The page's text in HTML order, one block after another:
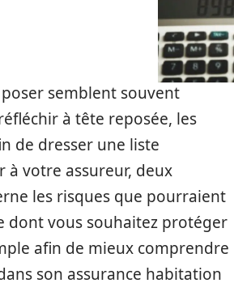
semblent souvent
à tête reposée, les
de dresser une liste
à votre assureur, deux
les risques que pourraient
dont vous souhaitez protéger
afin de mieux comprendre
son assurance habitation